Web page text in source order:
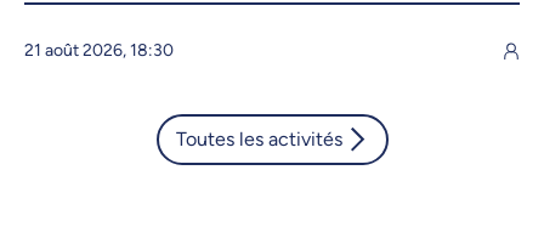
21 août 2026, 18:30
Toutes les activités